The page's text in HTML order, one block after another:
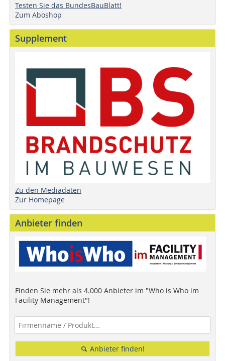
Testen Sie das BundesBauBlatt!
Zum Aboshop
Supplement
Zu den Mediadaten
Zur Homepage
Anbieter finden
Finden Sie mehr als 4.000 Anbieter im "Who is Who im
Facility Management"!
Anbieter finden!